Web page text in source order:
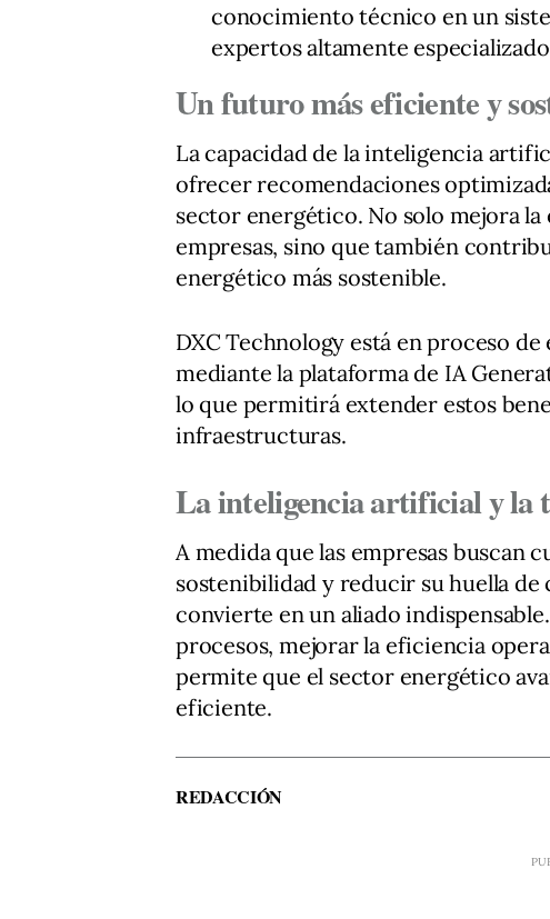
conocimiento técnico en un
expertos altamente
Un futuro más eficiente y
La capacidad de la inteligencia
ofrecer recomendaciones
sector energético. No solo mejora
empresas, sino que también
energético más sostenible.
DXC Technology está en proceso
mediante la plataforma de IA
lo que permitirá extender estos
infraestructuras.
La inteligencia artificial y la
A medida que las empresas buscan
sostenibilidad y reducir su huella
convierte en un aliado
procesos, mejorar la eficiencia
permite que el sector energético
eficiente.
REDACCIÓN